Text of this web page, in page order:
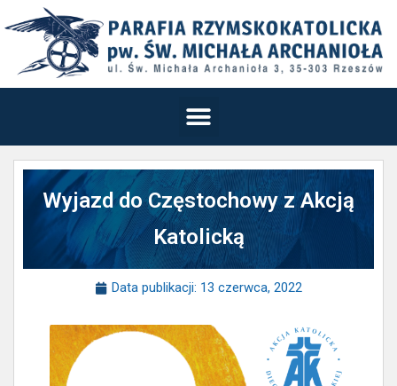
Wyjazd do Częstochowy z Akcją
Katolicką
Data publikacji: 13 czerwca, 2022